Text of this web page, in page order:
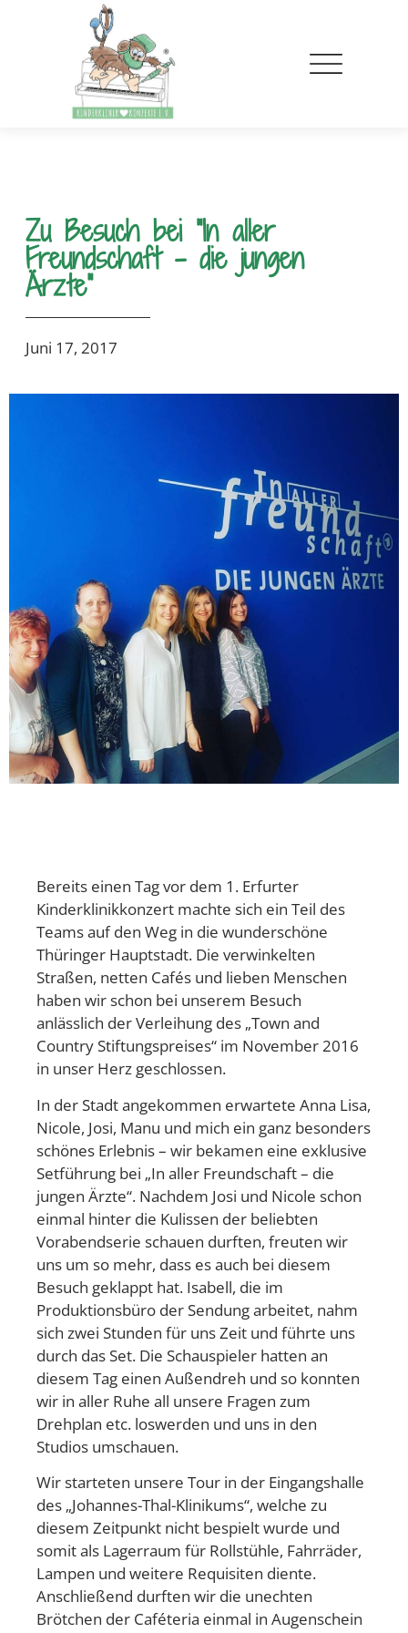
Zu Besuch bei “In aller
Freundschaft – die jungen
Ärzte”
Juni 17, 2017
Bereits einen Tag vor dem 1. Erfurter
Kinderklinikkonzert machte sich ein Teil des
Teams auf den Weg in die wunderschöne
Thüringer Hauptstadt. Die verwinkelten
Straßen, netten Cafés und lieben Menschen
haben wir schon bei unserem Besuch
anlässlich der Verleihung des „Town and
Country Stiftungspreises“ im November 2016
in unser Herz geschlossen.
In der Stadt angekommen erwartete Anna Lisa,
Nicole, Josi, Manu und mich ein ganz besonders
schönes Erlebnis – wir bekamen eine exklusive
Setführung bei „In aller Freundschaft – die
jungen Ärzte“. Nachdem Josi und Nicole schon
einmal hinter die Kulissen der beliebten
Vorabendserie schauen durften, freuten wir
uns um so mehr, dass es auch bei diesem
Besuch geklappt hat. Isabell, die im
Produktionsbüro der Sendung arbeitet, nahm
sich zwei Stunden für uns Zeit und führte uns
durch das Set. Die Schauspieler hatten an
diesem Tag einen Außendreh und so konnten
wir in aller Ruhe all unsere Fragen zum
Drehplan etc. loswerden und uns in den
Studios umschauen.
Wir starteten unsere Tour in der Eingangshalle
des „Johannes-Thal-Klinikums“, welche zu
diesem Zeitpunkt nicht bespielt wurde und
somit als Lagerraum für Rollstühle, Fahrräder,
Lampen und weitere Requisiten diente.
Anschließend durften wir die unechten
Brötchen der Caféteria einmal in Augenschein